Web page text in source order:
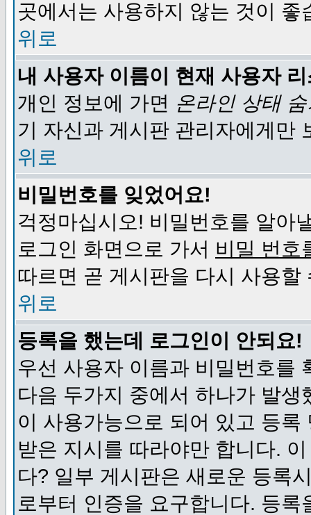
곳에서는 사용하지 않는 것이 좋
위로
내 사용자 이름이 현재 사용자
개인 정보에 가면 온라인 상태
기 자신과 게시판 관리자에게만
위로
비밀번호를 잊었어요!
걱정마십시오! 비밀번호를 알아
로그인 화면으로 가서 비밀 번호
따르면 곧 게시판을 다시 사용할
위로
등록을 했는데 로그인이 안되요!
우선 사용자 이름과 비밀번호를
다음 두가지 중에서 하나가 발
이 사용가능으로 되어 있고 등
받은 지시를 따라야만 합니다.
다? 일부 게시판은 새로운 등록
로부터 인증을 요구합니다. 등